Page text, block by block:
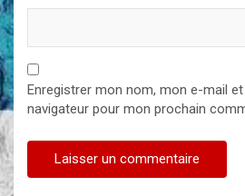
Enregistrer mon nom, mon e-mail
navigateur pour mon prochain